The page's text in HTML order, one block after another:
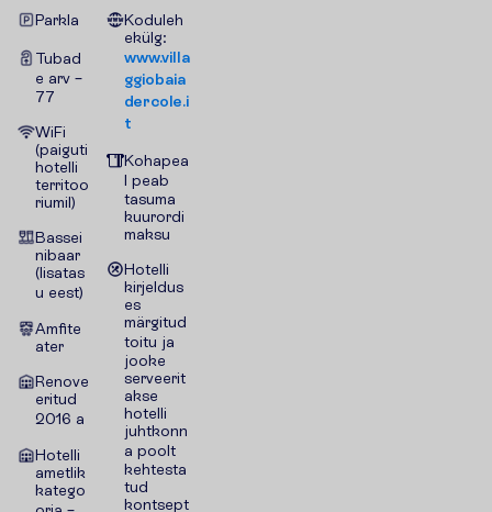
Parkla
Tubad
e arv –
77
WiFi
(paiguti
hotelli
territoo
riumil)
Bassei
nibaar
(lisatas
u eest)
Amfite
ater
Renove
eritud
2016 a
Hotelli
ametlik
katego
Koduleh
ekülg:
www.villa
ggiobaia
dercole.i
t
Kohapea
l peab
tasuma
kuurordi
maksu
Hotelli
kirjeldus
es
märgitud
toitu ja
jooke
serveerit
akse
hotelli
juhtkonn
a poolt
kehtesta
tud
kontsept